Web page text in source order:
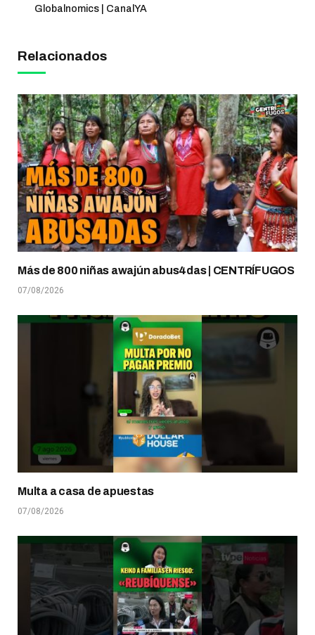
Globalnomics | CanalYA
Relacionados
Más de 800 niñas awajún abus4das | CENTRÍFUGOS
07/08/2026
Multa a casa de apuestas
07/08/2026